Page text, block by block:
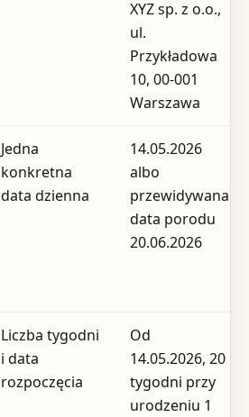
XYZ sp. z o.o.,
ul.
Przykładowa
10, 00-001
Warszawa
Jedna
konkretna
data dzienna
14.05.2026
albo
przewidywana
data porodu
20.06.2026
Liczba tygodni
i data
rozpoczęcia
Od
14.05.2026, 20
tygodni przy
urodzeniu 1